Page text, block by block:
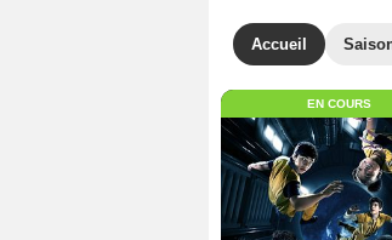
Accueil
EN COURS